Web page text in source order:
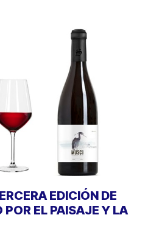
EDICIÓN DE
EL PAISAJE Y LA